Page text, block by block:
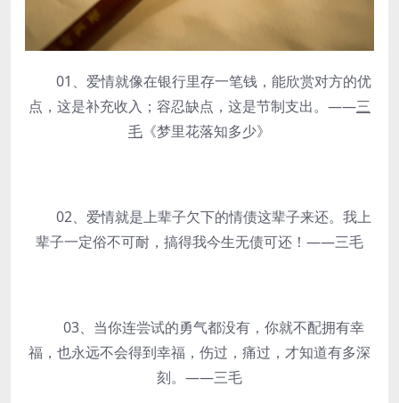
01、爱情就像在银行里存一笔钱，能欣赏对方的优
点，这是补充收入；容忍缺点，这是节制支出。——三
毛 《梦里花落知多少》
02、爱情就是上辈子欠下的情债这辈子来还。我上
辈子一定俗不可耐，搞得我今生无债可还！——三毛
03、当你连尝试的勇气都没有，你就不配拥有幸
福，也永远不会得到幸福，伤过，痛过，才知道有多深
刻。——三毛